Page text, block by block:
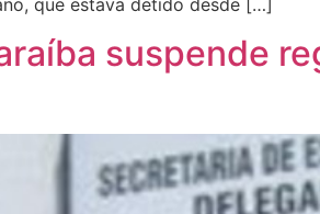
que estava detido desde […]
suspende